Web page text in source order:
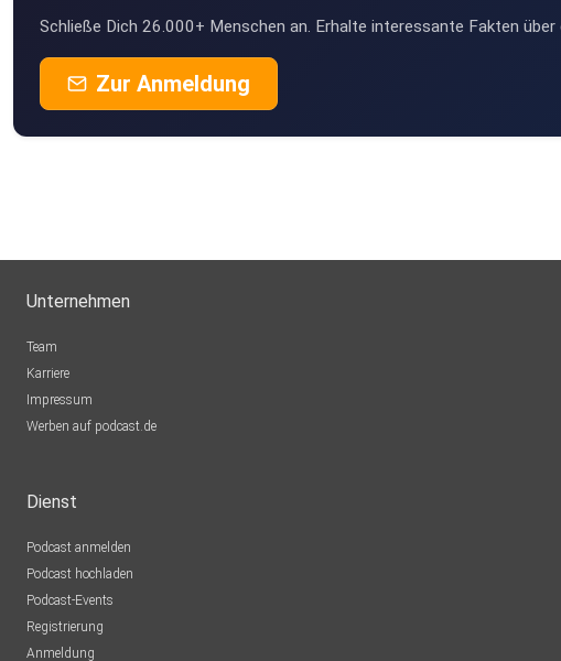
Schließe Dich 26.000+ Menschen an. Erhalte interessante Fakten
Zur Anmeldung
Unternehmen
Team
Karriere
Impressum
Werben auf podcast.de
Dienst
Podcast anmelden
Podcast hochladen
Podcast-Events
Registrierung
Anmeldung